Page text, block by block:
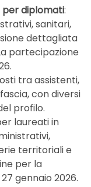
per diplomati:
sanitari,
dettagliata
partecipazione
tra assistenti,
con diversi
profilo.
laureati in
territoriali e
per la
gennaio 2026.